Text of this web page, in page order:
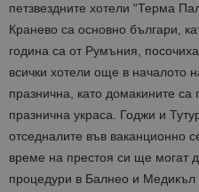
петзвездните хотели “Терма
Кранево са основно българи,
година са от Румъния,
всички хотели още в началото
празнична, като домакините са
празнична украса. Годжи и
отседналите във ваканционно
време на престоя си ще могат
процедури в Балнео и